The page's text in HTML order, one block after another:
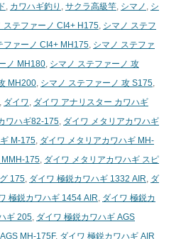
, カワハギ釣り , サクラ高級竿, シマノ , シ
ステファーノ CI4+ H175, シマノ ステフ
ファーノ CI4+ MH175, シマノ ステファ
ノ MH180, シマノ ステファーノ 攻
MH200, シマノ ステファーノ 攻 S175,
, ダイワ, ダイワ アナリスター カワハギ
ワハギ82-175, ダイワ メタリアカワハギ
M-175, ダイワ メタリアカワハギ MH-
MMH-175, ダイワ メタリアカワハギ スピ
175, ダイワ 極鋭カワハギ 1332 AIR, ダ
極鋭カワハギ 1454 AIR, ダイワ 極鋭カ
ギ 205, ダイワ 極鋭カワハギ AGS
MH-175F, ダイワ 極鋭カワハギ AIR